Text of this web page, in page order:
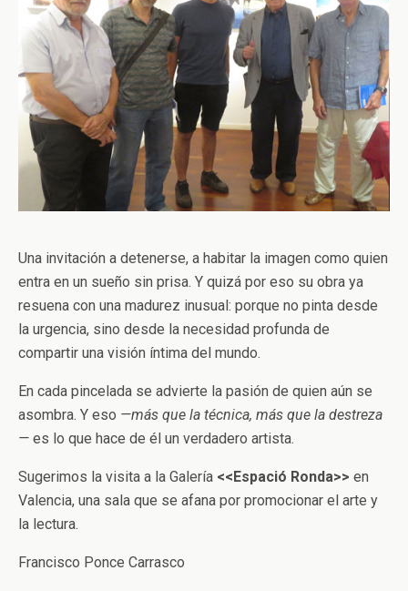
Una invitación a detenerse, a habitar la imagen como quien
entra en un sueño sin prisa. Y quizá por eso su obra ya
resuena con una madurez inusual: porque no pinta desde
la urgencia, sino desde la necesidad profunda de
compartir una visión íntima del mundo.
En cada pincelada se advierte la pasión de quien aún se
asombra. Y eso —más que la técnica, más que la destreza
— es lo que hace de él un verdadero artista.
Sugerimos la visita a la Galería <<Espació Ronda>> en
Valencia, una sala que se afana por promocionar el arte y
la lectura.
Francisco Ponce Carrasco